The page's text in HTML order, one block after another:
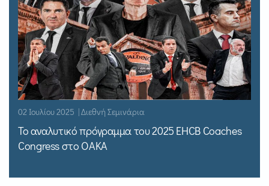
02 Ιουλίου 2025 | Διεθνή Σεμινάρια
Το αναλυτικό πρόγραμμα του 2025 EHCB Coaches
Congress στο ΟΑΚΑ